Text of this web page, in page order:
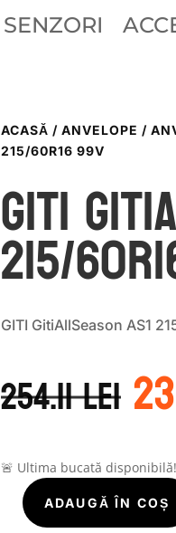
SENZORI
ACASĂ / ANVELOPE /
215/60R16 99V
GITI
215/
GITI GitiAllSeason AS1
254.11leia
🚨 Ultima bucată
Cantitate
ADAUGĂ ÎN COȘ